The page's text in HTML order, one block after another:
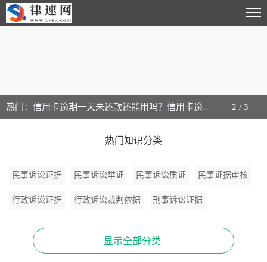
热门：信用卡逾期一天未还款还能用吗？信用卡逾期再开储蓄卡给开吗？ 2 /3
热门知识分类
民事诉讼证据 民事诉讼举证 民事诉讼质证 民事证据审核
行政诉讼证据 行政诉讼裁判依据 刑事诉讼证据
显示全部分类